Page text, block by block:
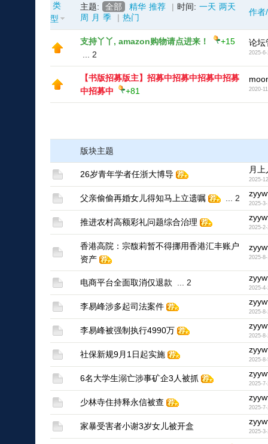
类
型
主题: 全部 精华 推荐 | 时间: 一天 两天
周
月 季 | 热门
作者
支持丫丫, amazon购物请点进来！
+15
2
论坛
2025-6-
【书版招募版主】招募中招募中招募中招募
中招募中
+81 2020-
版块主题
26岁青年学者任浙大博导 月
2025-
父亲偷偷再婚女儿得知马上立遗嘱 2
1
2025-
推进农村高额彩礼问题综合治理
1
2025-
香港高院：宗馥莉暂不得挪用香港汇丰账户
资产
1
2025-8-
电商平台全面取消仅退款 2
1
2025-
李易峰涉多起司法案件
1
2025-
李易峰被强制执行4990万
1
2025-
社保新规9月1日起实施
1
2025-8-
6名大学生溺亡涉事矿企3人被抓
1
2025-
少林寺住持释永信被查
1
2025-
家暴受害者小谢3岁女儿被开盒
1
2025-